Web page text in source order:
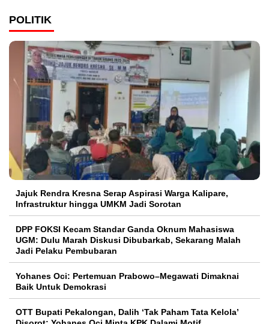
POLITIK
Jajuk Rendra Kresna Serap Aspirasi Warga Kalipare,
Infrastruktur hingga UMKM Jadi Sorotan
DPP FOKSI Kecam Standar Ganda Oknum Mahasiswa
UGM: Dulu Marah Diskusi Dibubarkab, Sekarang Malah
Jadi Pelaku Pembubaran
Yohanes Oci: Pertemuan Prabowo–Megawati Dimaknai
Baik Untuk Demokrasi
OTT Bupati Pekalongan, Dalih ‘Tak Paham Tata Kelola’